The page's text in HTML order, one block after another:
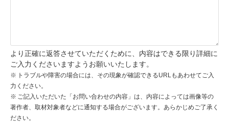
より正確に返答させていただくために、内容はできる限り詳細に
ご入力くださいますようお願いいたします。
トラブルや障害の場合には、その現象が確認できるURLもあわせてご入
力ください。
ご記入いただいた「お問い合わせの内容」は、内容によっては画像等の
著作者、取材対象者などに通知する場合がございます。あらかじめご了承く
ださい。